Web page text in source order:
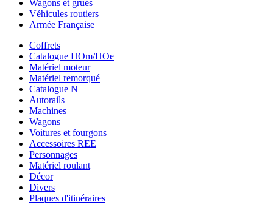
Wagons et grues
Véhicules routiers
Armée Française
Coffrets
Catalogue HOm/HOe
Matériel moteur
Matériel remorqué
Catalogue N
Autorails
Machines
Wagons
Voitures et fourgons
Accessoires REE
Personnages
Matériel roulant
Décor
Divers
Plaques d'itinéraires